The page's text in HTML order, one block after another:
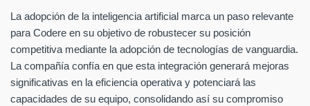
La adopción de la inteligencia artificial marca un paso relevante
para Codere en su objetivo de robustecer su posición
competitiva mediante la adopción de tecnologías de vanguardia.
La compañía confía en que esta integración generará mejoras
significativas en la eficiencia operativa y potenciará las
capacidades de su equipo, consolidando así su compromiso